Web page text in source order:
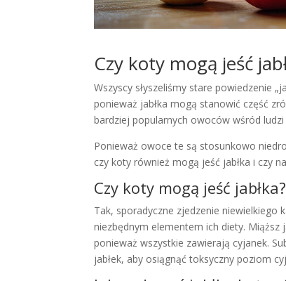
Czy koty mogą jeść
Wszyscy słyszeliśmy stare powiedzenie
ponieważ jabłka mogą stanowić część
bardziej popularnych owoców wśród
Ponieważ owoce te są stosunkowo
czy koty również mogą jeść jabłka i czy
Czy koty mogą jeść jabłka?
Tak, sporadyczne zjedzenie niewielkiego
niezbędnym elementem ich diety. Miąższ
ponieważ wszystkie zawierają cyjanek.
jabłek, aby osiągnąć toksyczny poziom